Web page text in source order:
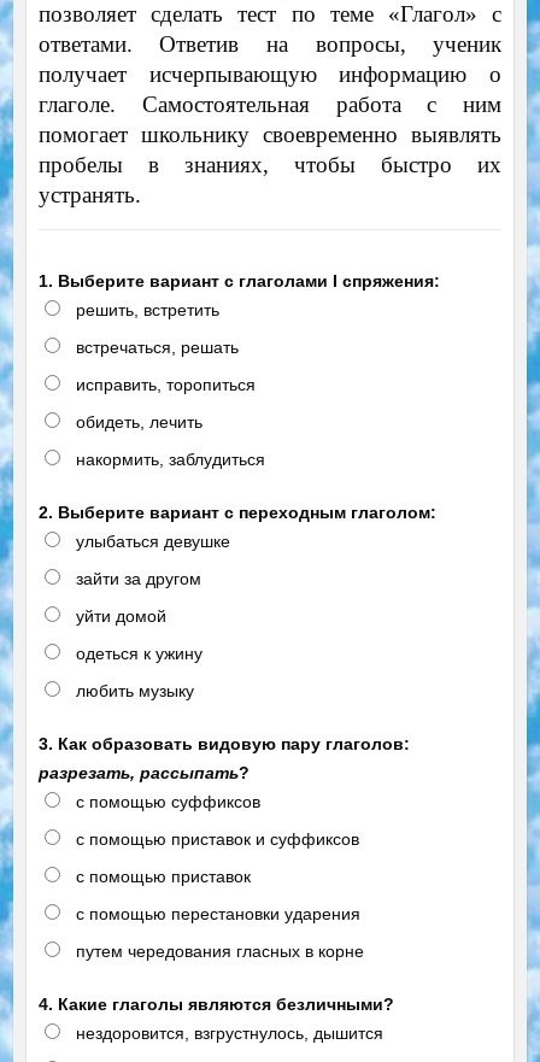
позволяет сделать тест по теме «Глагол» с
ответами. Ответив на вопросы, ученик
получает исчерпывающую информацию о
глаголе. Самостоятельная работа с ним
помогает школьнику своевременно выявлять
пробелы в знаниях, чтобы быстро их
устранять.
1. Выберите вариант с глаголами I спряжения:
решить, встретить
встречаться, решать
исправить, торопиться
обидеть, лечить
накормить, заблудиться
2. Выберите вариант с переходным глаголом:
улыбаться девушке
зайти за другом
уйти домой
одеться к ужину
любить музыку
3. Как образовать видовую пару глаголов:
разрезать, рассыпать?
с помощью суффиксов
с помощью приставок и суффиксов
с помощью приставок
с помощью перестановки ударения
путем чередования гласных в корне
4. Какие глаголы являются безличными?
нездоровится, взгрустнулось, дышится